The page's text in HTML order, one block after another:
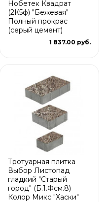
Нобетек Квадрат
(2К5ф) "Бежевая"
Полный прокрас
(серый цемент)
1 837.00 руб.
Тротуарная плитка
Выбор Листопад
гладкий "Старый
город" (Б.1.Фсм.8)
Колор Микс "Хаски"